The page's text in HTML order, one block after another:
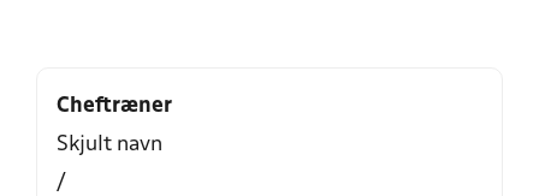
Cheftræner
Skjult navn
/